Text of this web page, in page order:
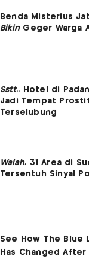
Benda Misterius
BikinGeger Warga
Sstt.. Hotel di
Jadi Tempat
Terselubung
Walah, 31 Area di
Tersentuh Sinyal